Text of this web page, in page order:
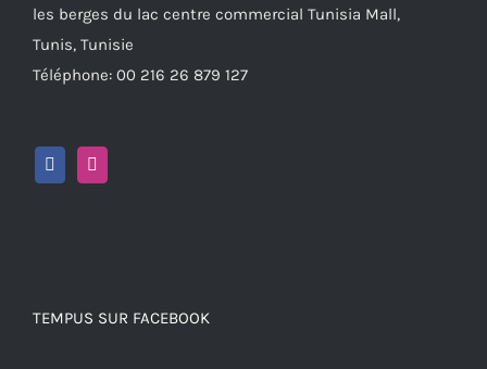
les berges du lac centre commercial Tunisia Mall,
Tunis, Tunisie
Téléphone: 00 216 26 879 127
TEMPUS SUR FACEBOOK